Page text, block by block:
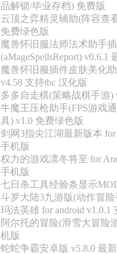
品解锁/毕业存档) 免费版
云顶之弈精灵辅助(阵容查
免费绿色版
魔兽怀旧服法师法术助手
(aMageSpellsReport) v0.6.1
魔兽怀旧服插件皮肤美化
v4.58 支持tbc 汉化版
多多自走棋(策略战棋手游)
牛魔王压枪助手(FPS游戏
具) v1.0 免费绿色版
剑网3指尖江湖最新版本
手机版
权力的游戏凛冬将至 for
手机版
七日杀工具经验条显示
斗罗大陆3九游版(动作冒险
玛法英雄 for android v1.0.1
阿尔托的冒险(滑雪大冒险
机版
蛇蛇争霸安卓版 v5.8.0 最